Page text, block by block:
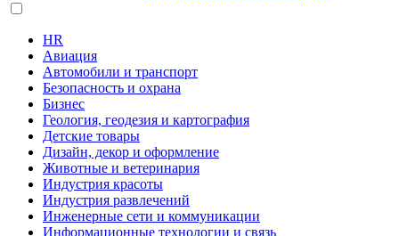
HR
Авиация
Автомобили и транспорт
Безопасность и охрана
Бизнес
Геология, геодезия и картография
Детские товары
Дизайн, декор и оформление
Животные и ветеринария
Индустрия красоты
Индустрия развлечений
Инженерные сети и коммуникации
Информационные технологии и связь